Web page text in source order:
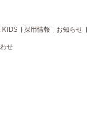
KIDS 採用情報 お知らせ
せ